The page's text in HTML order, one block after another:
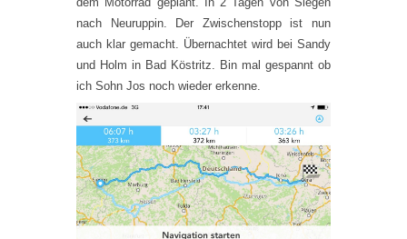
nach Neuruppin. Der Zwischenstopp ist nun
auch klar gemacht. Übernachtet wird bei Sandy
und Holm in Bad Köstritz. Bin mal gespannt ob
ich Sohn Jos noch wieder erkenne.